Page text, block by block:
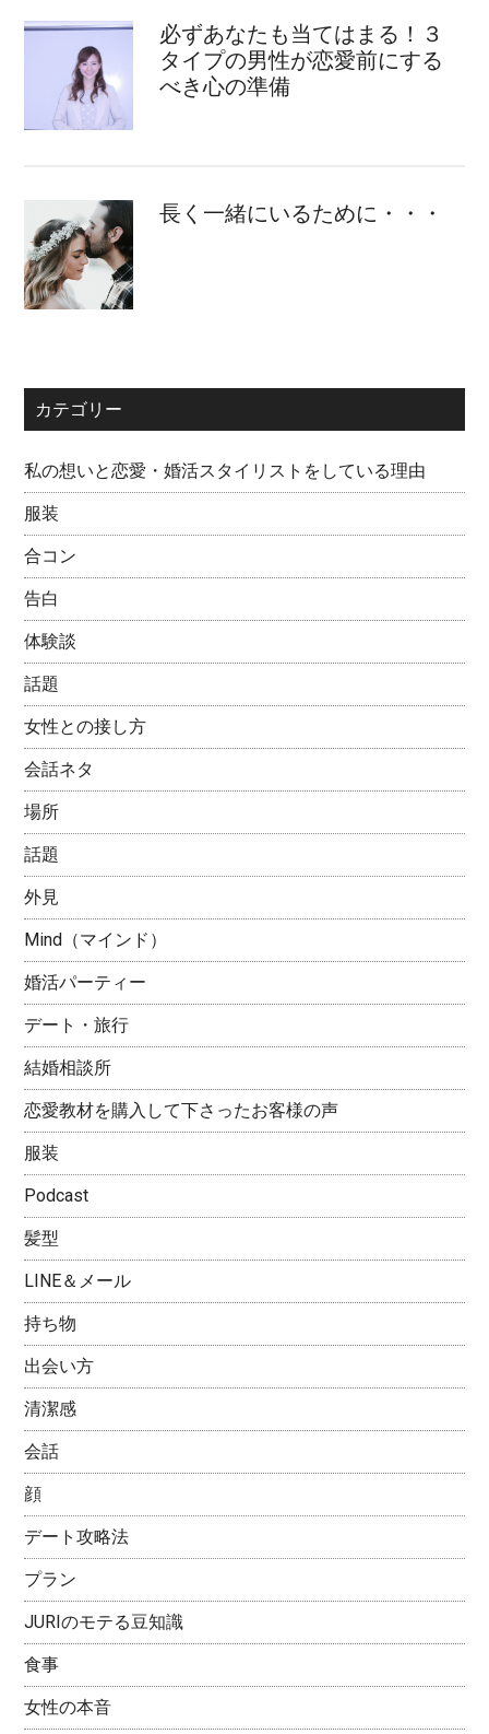
必ずあなたも当てはまる！３
タイプの男性が恋愛前にする
べき心の準備
長く一緒にいるために・・・
カテゴリー
私の想いと恋愛・婚活スタイリストをしている理由
服装
合コン
告白
体験談
話題
女性との接し方
会話ネタ
場所
話題
外見
Mind（マインド）
婚活パーティー
デート・旅行
結婚相談所
恋愛教材を購入して下さったお客様の声
服装
Podcast
髪型
LINE＆メール
持ち物
出会い方
清潔感
会話
顔
デート攻略法
プラン
JURIのモテる豆知識
食事
女性の本音